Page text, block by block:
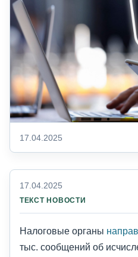
17.04.2025
17.04.2025
ТЕКСТ НОВОСТИ
Налоговые органы
тыс. сообщений об